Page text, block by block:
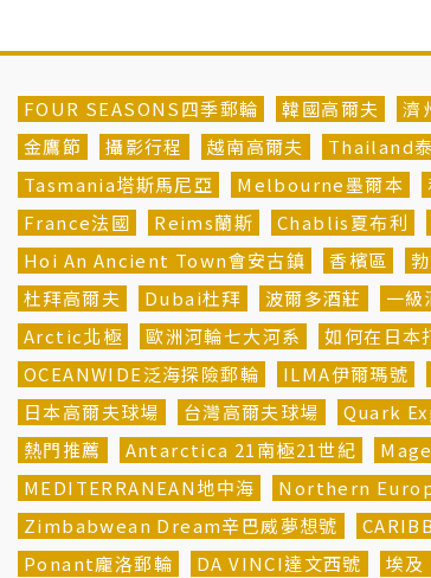
FOUR SEASONS四季郵輪 韓國高爾夫 濟
金鷹節
攝影行程 越南高爾夫 Thailand
Tasmania塔斯馬尼亞
Melbourne墨爾本
France法國
Reims蘭斯 Chablis夏布利
Hoi An Ancient Town會安古鎮
香檳區
杜拜高爾夫
Dubai杜拜 波爾多酒莊 一級
Arctic北極
歐洲河輪七大河系 如何在日本
OCEANWIDE泛海探險郵輪
ILMA伊爾瑪號
日本高爾夫球場
台灣高爾夫球場 Quark
熱門推薦
Antarctica 21南極21世紀
MEDITERRANEAN地中海
Northern
Zimbabwean Dream辛巴威夢想號
Ponant龐洛郵輪
DA VINCI達文西號 埃及